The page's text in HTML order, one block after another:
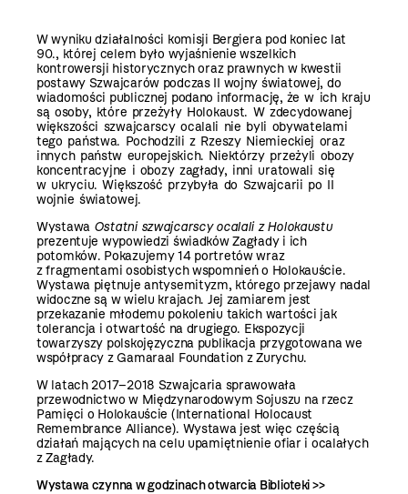
W wyniku działalności komisji Bergiera pod koniec lat
90., której celem było wyjaśnienie wszelkich
kontrowersji historycznych oraz prawnych w kwestii
postawy Szwajcarów podczas II wojny światowej, do
wiadomości publicznej podano informację, że w ich kraju
są osoby, które przeżyły Holokaust. W zdecydowanej
większości szwajcarscy ocalali nie byli obywatelami
tego państwa. Pochodzili z Rzeszy Niemieckiej oraz
innych państw europejskich. Niektórzy przeżyli obozy
koncentracyjne i obozy zagłady, inni uratowali się
w ukryciu. Większość przybyła do Szwajcarii po II
wojnie światowej.
Wystawa Ostatni szwajcarscy ocalali z Holokaustu
prezentuje wypowiedzi świadków Zagłady i ich
potomków. Pokazujemy 14 portretów wraz
z fragmentami osobistych wspomnień o Holokauście.
Wystawa piętnuje antysemityzm, którego przejawy nadal
widoczne są w wielu krajach. Jej zamiarem jest
przekazanie młodemu pokoleniu takich wartości jak
tolerancja i otwartość na drugiego. Ekspozycji
towarzyszy polskojęzyczna publikacja przygotowana we
współpracy z Gamaraal Foundation z Zurychu.
W latach 2017–2018 Szwajcaria sprawowała
przewodnictwo w Międzynarodowym Sojuszu na rzecz
Pamięci o Holokauście (International Holocaust
Remembrance Alliance). Wystawa jest więc częścią
działań mających na celu upamiętnienie ofiar i ocalałych
z Zagłady.
Wystawa czynna w godzinach otwarcia Biblioteki >>